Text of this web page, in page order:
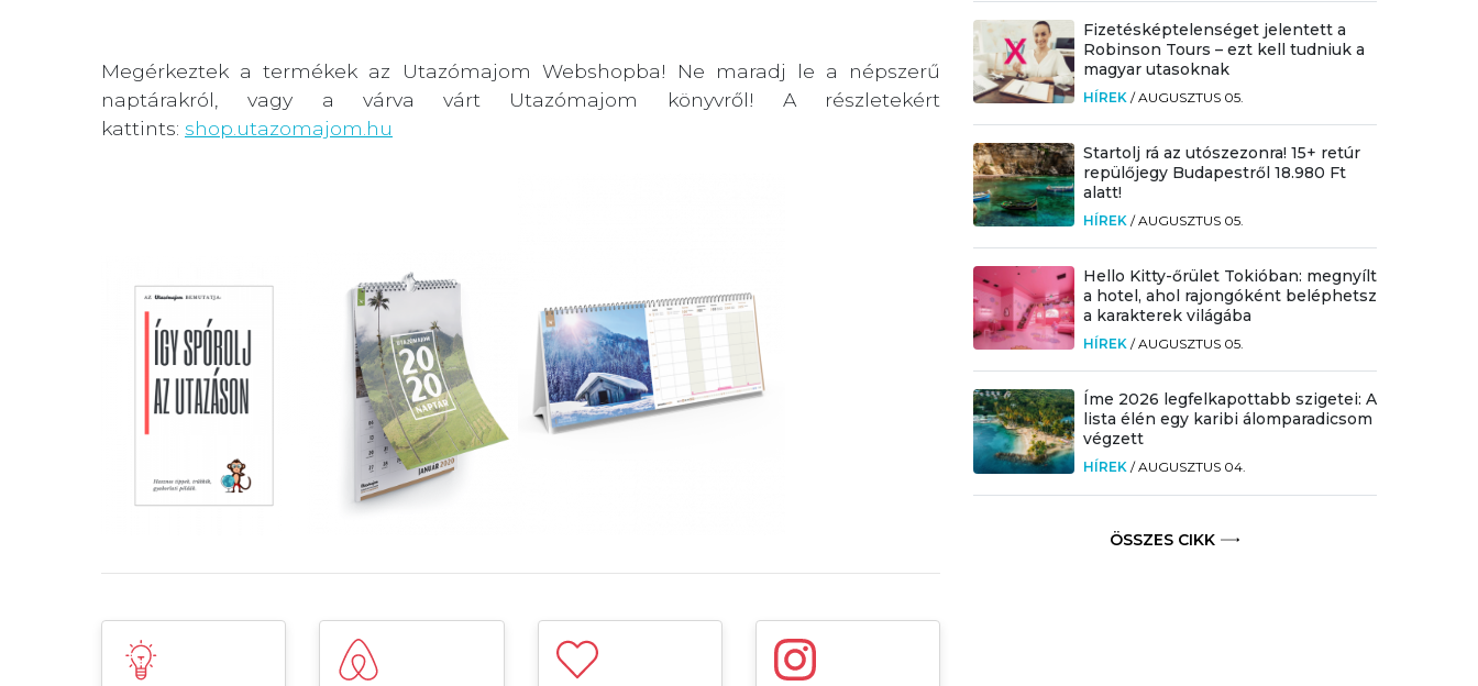
Megérkeztek a termékek az Utazómajom Webshopba! Ne maradj le a népszerű
naptárakról, vagy a várva várt Utazómajom könyvről! A részletekért
kattints: shop.utazomajom.hu
Fizetésképtelenséget jelentett a
Robinson Tours – ezt kell tudniuk a
magyar utasoknak
HÍREK /AUGUSZTUS 05.
Startolj rá az utószezonra! 15+ retúr
repülőjegy Budapestről 18.980 Ft
alatt!
HÍREK /AUGUSZTUS 05.
Hello Kitty-őrület Tokióban: megnyílt
a hotel, ahol rajongóként beléphetsz
a karakterek világába
HÍREK /AUGUSZTUS 05.
Íme 2026 legfelkapottabb szigetei: A
lista élén egy karibi álomparadicsom
végzett
HÍREK /AUGUSZTUS 04.
ÖSSZES CIKK